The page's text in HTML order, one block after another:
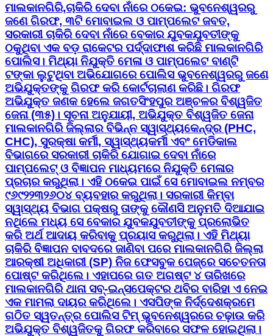
ମାଲକାନଗିରି,ଚାକିରି ଦେବା ନାଁରେ ଠକେଇ: ଭୁବନେଶ୍ୱରରୁ
ଜଣେ ଗିରଫ, ୩ଟି ମୋବାଇଲ ଓ ପାମ୍ପଲେଟ ଜବତ,
ସରକାରୀ ଚାକିରି ଦେବା ନାଁରେ ବେକାର ଯୁବକଯୁବତୀଙ୍କୁ
ଠକୁଥିବା ଏକ ବଡ଼ ରାକେଟର ପର୍ଦ୍ଦାଫାଶ କରିଛି ମାଲକାନଗିରି
ପୋଲିସ। ମିଥ୍ୟା ନିଯୁକ୍ତି ମେଳା ଓ ପାମ୍ପଲେଟ ବାଣ୍ଟି
ଟଙ୍କା ଲୁଟୁଥିବା ଅଭିଯୋଗରେ ପୋଲିସ ଭୁବନେଶ୍ୱରରୁ ଜଣେ
ଅଭିଯୁକ୍ତଙ୍କୁ ଗିରଫ କରି କୋର୍ଟଚାଲାଣ କରିଛି। ଗିରଫ
ଅଭିଯୁକ୍ତ ଜଣକ ହେଲେ ଜଗତସିଂହପୁର ଅଞ୍ଚଳର ବିଶ୍ୱଜିତ
ଜେନା (୩୫)। ସୂଚନା ଅନୁଯାୟୀ, ଅଭିଯୁକ୍ତ ବିଶ୍ୱଜିତ ଜେନା
ମାଲକାନଗିରି ଜିଲ୍ଲାର ବିଭିନ୍ନ ସ୍ୱାସ୍ଥ୍ୟକେନ୍ଦ୍ର (PHC,
CHC), ସୁରକ୍ଷା କର୍ମୀ, ସ୍ୱାସ୍ଥ୍ୟକର୍ମୀ ଏବଂ ମେଡିକାଲ
ବିଭାଗରେ ସରକାରୀ ଚାକିରି ଯୋଗାଇ ଦେବା ନାଁରେ
ପାମ୍ପଲେଟ୍ ଓ ବିଜ୍ଞାପନ ମାଧ୍ୟମରେ ନିଯୁକ୍ତି ମେଳାର
ପ୍ରଚାର କରୁଥିଲା। ଏହି ଠକେଇ ପାଇଁ ସେ ମୋବାଇଲ ନମ୍ବର
୯୬୯୨୨୩୨୬୦୪ ବ୍ୟବହାର କରୁଥିଲା। ସରକାରୀ କିମ୍ବା
ସ୍ୱାସ୍ଥ୍ୟ ବିଭାଗ ପକ୍ଷରୁ ତାଙ୍କୁ କୌଣସି ଅନୁମତି ଦିଆଯାଇ
ନଥିଲେ ମଧ୍ୟ ସେ ବେକାର ଯୁବକଯୁବତୀଙ୍କୁ ପ୍ରଲୋଭିତ
କରି ଅର୍ଥ ଆଦାୟ କରିବାକୁ ପ୍ରୟାସ କରୁଥିଲା। ଏହି ମିଥ୍ୟା
ଚାକିରି ବିଜ୍ଞାପନ ବାବଦରେ ଜାଣିବା ପରେ ମାଲକାନଗିରି ଜିଲ୍ଲା
ଆରକ୍ଷୀ ଅଧିକାରୀ (SP) ନିଜ ଫେସବୁକ ପେଜ୍‌ରେ ସଚେତନତା
ପୋଷ୍ଟ କରିଥିଲେ। ଏହାପରେ ଗତ ଅଗଷ୍ଟ ୪ ତାରିଖରେ
ମାଲକାନଗିରି ଥାନା ସବ୍-ଇନ୍ସପେକ୍ଟର ଥବିର ବାରିହା ଏ ନେଇ
ଏକ ମାମଲା ଦାୟର କରିଥିଲେ। ଏସପିଙ୍କ ନିର୍ଦ୍ଦେଶକ୍ରମେ
ଗଠିତ ସ୍ୱତନ୍ତ୍ର ପୋଲିସ ଟିମ୍ ଭୁବନେଶ୍ୱରରେ ଚଢ଼ାଉ କରି
ଅଭିଯୁକ୍ତ ବିଶ୍ୱଜିତକୁ ଗିରଫ କରିବାରେ ସଫଳ ହୋଇଥିଲା।